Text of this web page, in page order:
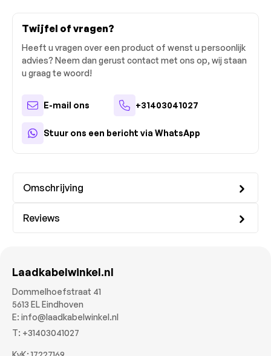
Twijfel of vragen?
Heeft u vragen over een product of wenst u persoonlijk
advies? Neem dan gerust contact met ons op, wij staan
u graag te woord!
E-mail ons +31403041027
Stuur ons een bericht via WhatsApp
Omschrijving
Reviews
Laadkabelwinkel.nl
Dommelhoefstraat 41
5613 EL Eindhoven
E: info@laadkabelwinkel.nl
T: +31403041027